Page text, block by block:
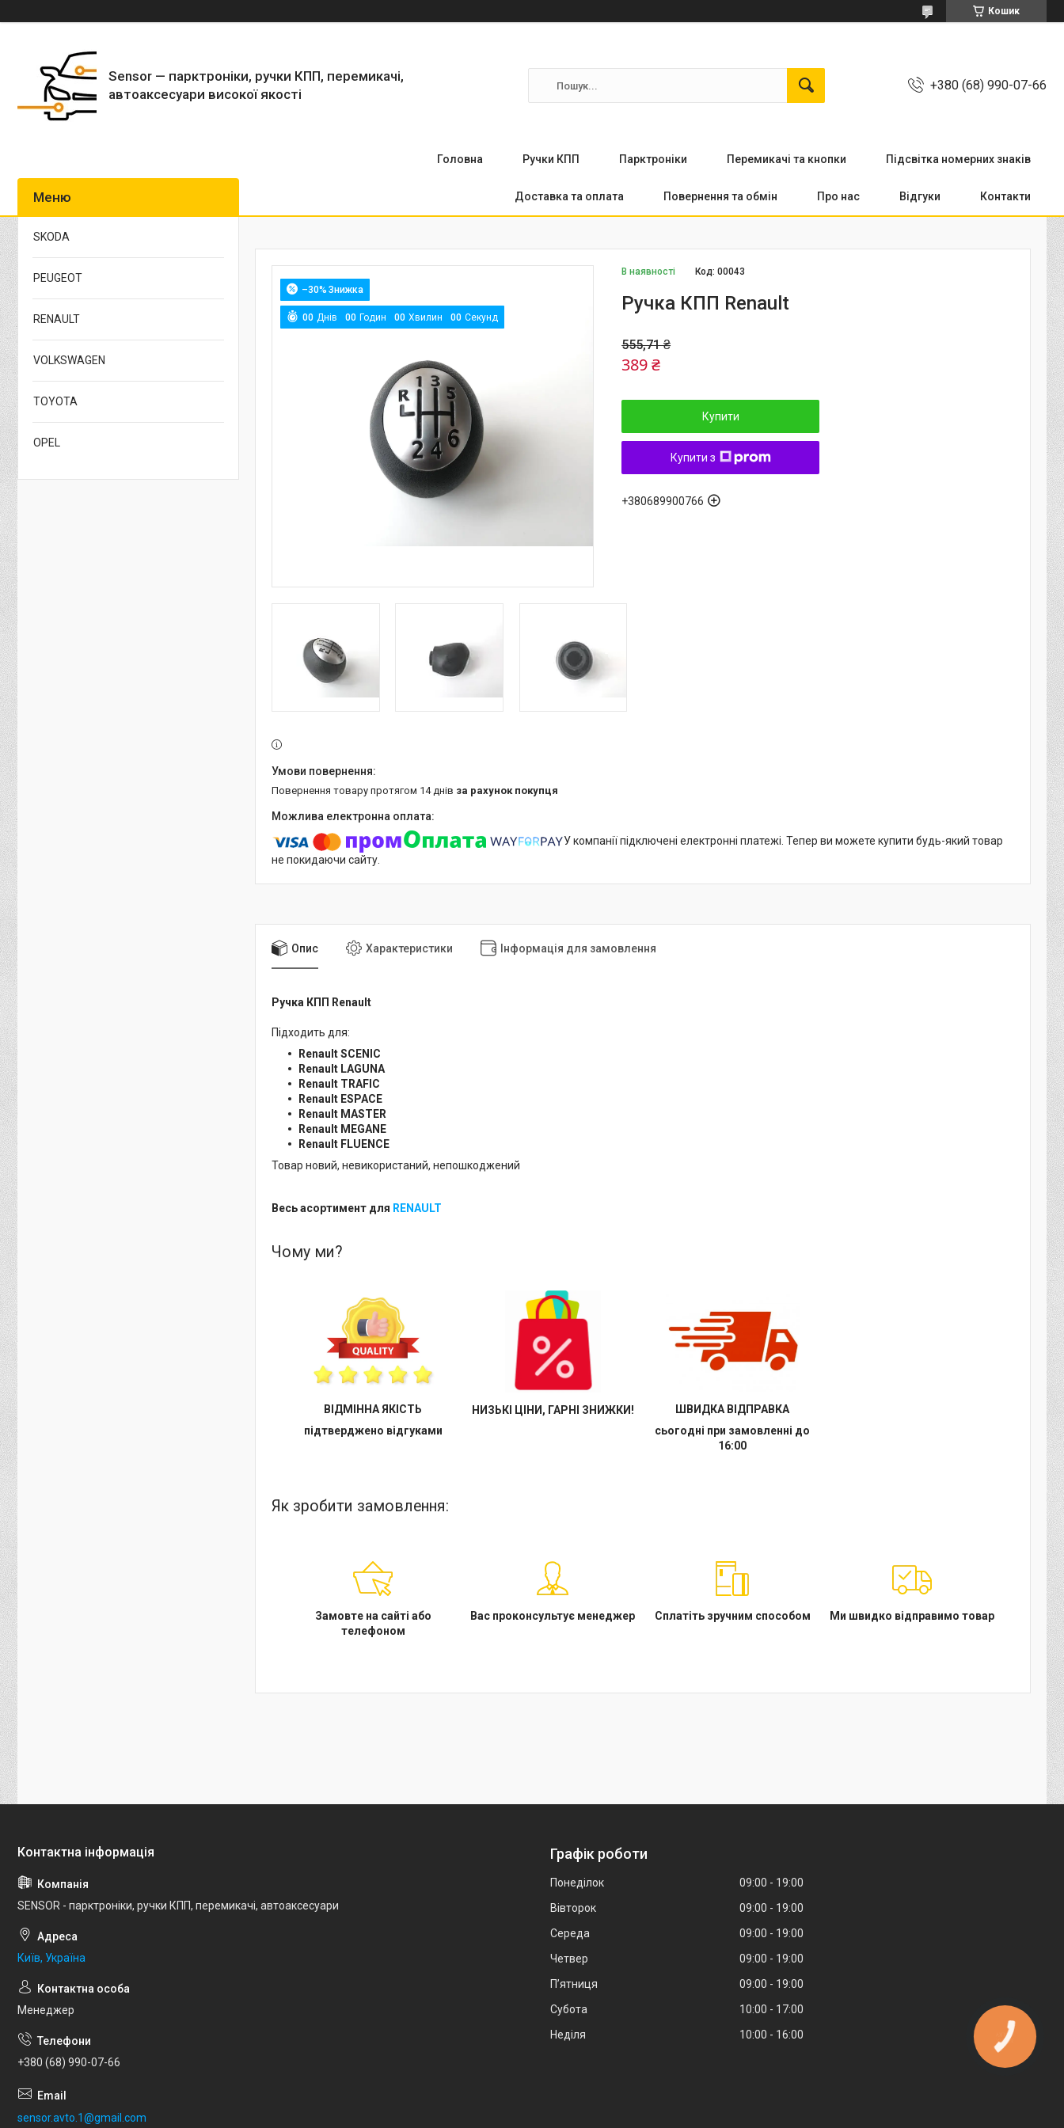
Кошик
Sensor — парктроніки, ручки КПП, перемикачі,
автоаксесуари високої якості
+380 (68) 990-07-66
Головна Ручки КПП Парктронiки Перемикачi та кнопки Підсвітка номерних знаків
Доставка та оплата Повернення та обмін Про нас Відгуки Контакти
–30%
00 Днів 00 Годин 00 Хвилин 00 Секунд
В наявності Код:00043
Ручка КПП Renault
555,71 ₴
389 ₴
Купити
Купити з
+380689900766
повернення товару протягом 14 днів за рахунок покупця
У компанії підключені електронні платежі. Тепер ви можете купити будь-який товар
не покидаючи сайту.
Опис Характеристики Інформація для замовлення
Ручка КПП Renault
Підходить для:
Renault SCENIC
Renault LAGUNA
Renault TRAFIC
Renault ESPACE
Renault MASTER
Renault MEGANE
Renault FLUENCE
Товар новий, невикористаний, непошкоджений
Весь асортимент для RENAULT
Чому ми?
ВІДМІННА ЯКІСТЬ
підтверджено відгуками
НИЗЬКІ ЦІНИ, ГАРНІ ЗНИЖКИ!
ШВИДКА ВІДПРАВКА
сьогодні при замовленні до
16:00
Як зробити замовлення:
Замовте на сайті або
телефоном
Вас проконсультує менеджер Сплатіть зручним способом Ми швидко відправимо товар
SKODA
PEUGEOT
RENAULT
VOLKSWAGEN
TOYOTA
OPEL
SENSOR - парктроніки, ручки КПП, перемикачі, автоаксесуари
Київ, Україна
Менеджер
+380 (68) 990-07-66
sensor.avto.1@gmail.com
Графік роботи
Понеділок 09:00
19:00
Вівторок
09:00
19:00
Середа
09:00
19:00
Четвер
09:00
19:00
Пʼятниця
09:00
19:00
Субота
10:00
17:00
Неділя
10:00 16:00